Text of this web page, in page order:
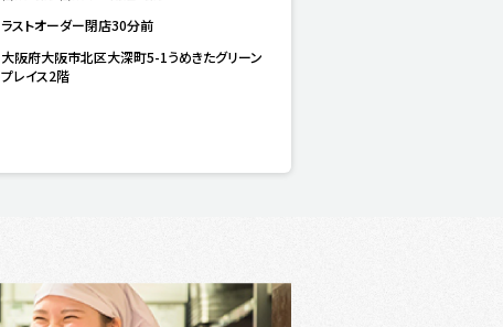
ラストオーダー閉店30分前
大阪府大阪市北区大深町5-1うめきたグリーン
プレイス2階